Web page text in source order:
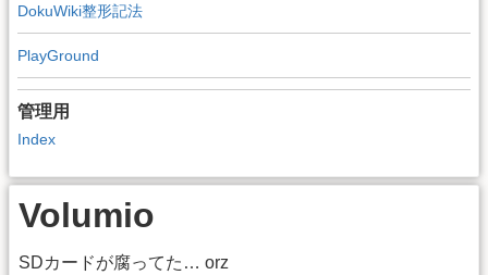
DokuWiki整形記法
PlayGround
管理用
Index
Volumio
SDカードが腐ってた… orz